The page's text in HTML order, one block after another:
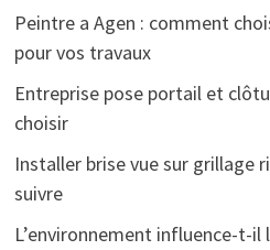
Peintre a Agen : comment
pour vos travaux
Entreprise pose portail et
choisir
Installer brise vue sur grillage
suivre
L’environnement influence-t-